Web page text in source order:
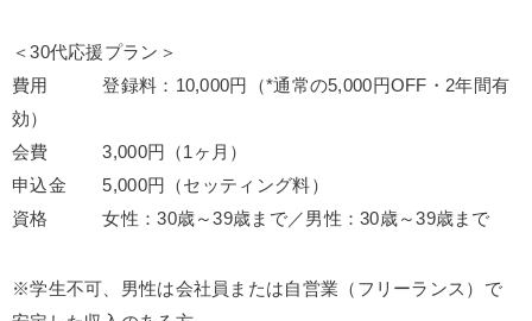
＜30代応援プラン＞
費用 登録料：10,000円（*通常の5,000円OFF・2年間有
効）
会費 3,000円（1ヶ月）
申込金 5,000円（セッティング料）
資格 女性：30歳～39歳まで／男性：30歳～39歳まで
※学生不可、男性は会社員または自営業（フリーランス）で